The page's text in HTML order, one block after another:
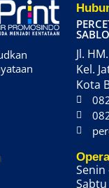
Jl.
Kel.
Kota
Senin
Sabtu